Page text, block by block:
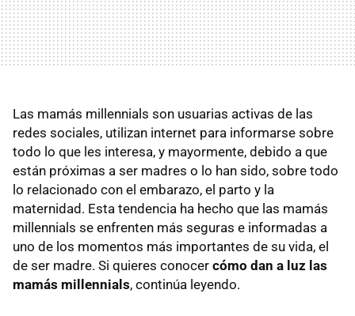
Las mamás millennials son usuarias activas de las
redes sociales, utilizan internet para informarse sobre
todo lo que les interesa, y mayormente, debido a que
están próximas a ser madres o lo han sido, sobre todo
lo relacionado con el embarazo, el parto y la
maternidad. Esta tendencia ha hecho que las mamás
millennials se enfrenten más seguras e informadas a
uno de los momentos más importantes de su vida, el
de ser madre. Si quieres conocer cómo dan a luz las
mamás millennials, continúa leyendo.